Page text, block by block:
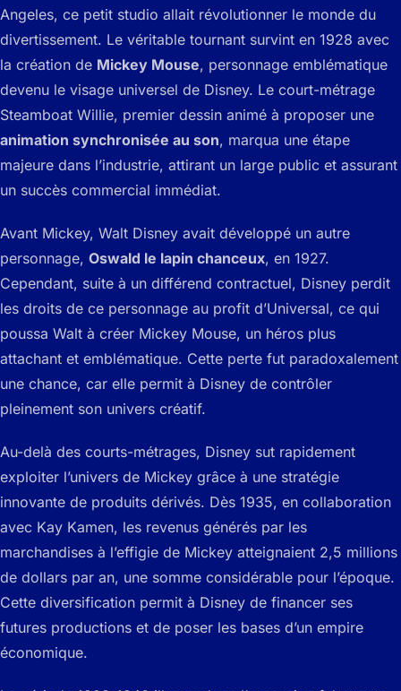
Angeles, ce petit studio allait révolutionner le monde du
divertissement. Le véritable tournant survint en 1928 avec
la création de Mickey Mouse, personnage emblématique
devenu le visage universel de Disney. Le court-métrage
Steamboat Willie, premier dessin animé à proposer une
animation synchronisée au son, marqua une étape
majeure dans l’industrie, attirant un large public et assurant
un succès commercial immédiat.
Avant Mickey, Walt Disney avait développé un autre
personnage, Oswald le lapin chanceux, en 1927.
Cependant, suite à un différend contractuel, Disney perdit
les droits de ce personnage au profit d’Universal, ce qui
poussa Walt à créer Mickey Mouse, un héros plus
attachant et emblématique. Cette perte fut paradoxalement
une chance, car elle permit à Disney de contrôler
pleinement son univers créatif.
Au-delà des courts-métrages, Disney sut rapidement
exploiter l’univers de Mickey grâce à une stratégie
innovante de produits dérivés. Dès 1935, en collaboration
avec Kay Kamen, les revenus générés par les
marchandises à l’effigie de Mickey atteignaient 2,5 millions
de dollars par an, une somme considérable pour l’époque.
Cette diversification permit à Disney de financer ses
futures productions et de poser les bases d’un empire
économique.